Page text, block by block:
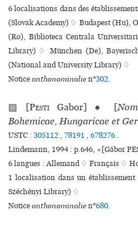
6 localisations dans des
(Slovak Academy) ♢ Budapest (Hu),
(Ro), Biblioteca Centrala
Library) ♢ München (De),
(National and University Library) ♢
Noticeanthonominalien°302.
▨ [Pesti Gabor] ● [
Bohemicae, Hungaricae et
USTC : 305112 , 78191 , 678276 .
Lindemann, 1994 : p.646, «[Gábor
6 langues :Allemand ♢ Français ♢
1 localisation dans un
Széchényi Library) ♢
Noticeanthonominalien°680.